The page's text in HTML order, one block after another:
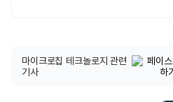
마이크로칩 테크놀로지 관련
기사